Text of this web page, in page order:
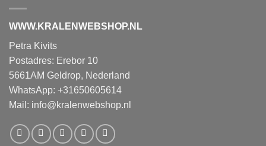
WWW.KRALENWEBSHOP.NL
Petra Kivits
Postadres: Erebor 10
5661AM Geldrop, Nederland
WhatsApp: +31650605614
Mail: info@kralenwebshop.nl